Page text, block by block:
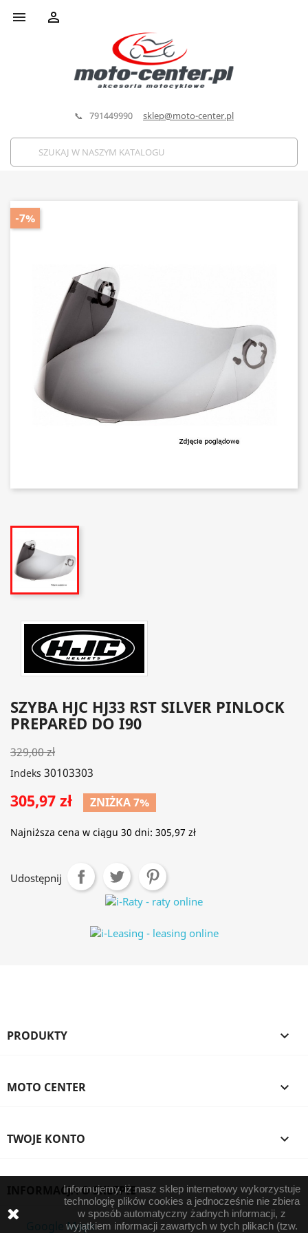
 
📞 791449990 sklep@moto-center.pl
-7%
SZYBA HJC HJ33 RST SILVER PINLOCK
PREPARED DO I90
329,00 zł
Indeks 30103303
305,97 zł ZNIŻKA 7%
Najniższa cena w ciągu 30 dni: 305,97 zł
Udostępnij
PRODUKTY 
MOTO CENTER 
TWOJE KONTO 
INFORMACJA O SKLEPIE
Informujemy, iż nasz sklep internetowy wykorzystuje
technologię plików cookies a jednocześnie nie zbiera
w sposób automatyczny żadnych informacji, z
wyjątkiem informacji zawartych w tych plikach (tzw.
Google Maps